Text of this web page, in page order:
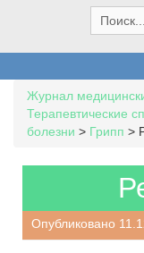
e
a
h
f
o
Журнал
Терапевтические
болезни > Грипп >
Опубликовано